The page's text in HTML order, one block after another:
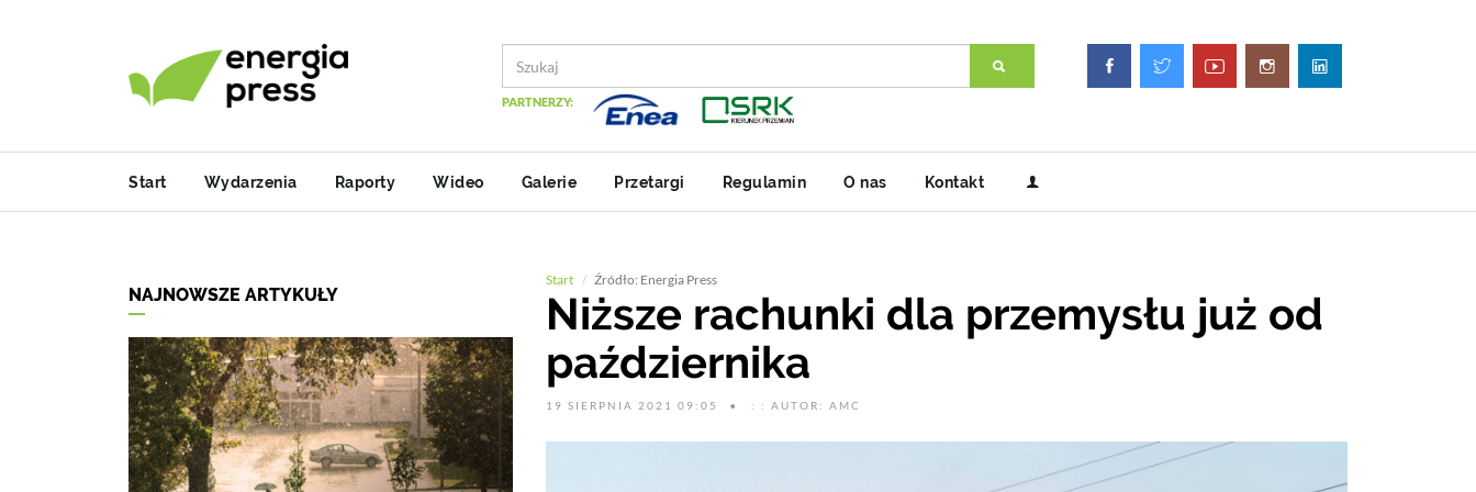
PARTNERZY:
Start Wydarzenia Raporty Wideo Galerie Przetargi Regulamin O nas Kontakt
Start Źródło: Energia Press
Niższe rachunki dla przemysłu już od
października
19 SIERPNIA 2021 09:05 : : AUTOR: AMC
NAJNOWSZE ARTYKUŁY